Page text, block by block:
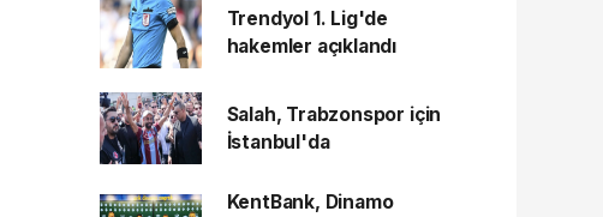
Trendyol 1. Lig'de
hakemler açıklandı
Salah, Trabzonspor için
İstanbul'da
KentBank, Dinamo